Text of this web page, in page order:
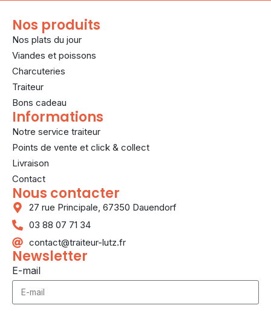
Nos produits
Nos plats du jour
Viandes et poissons
Charcuteries
Traiteur
Bons cadeau
Informations
Notre service traiteur
Points de vente et click & collect
Livraison
Contact
Nous contacter
27 rue Principale, 67350 Dauendorf
03 88 07 71 34
contact@traiteur-lutz.fr
Newsletter
E-mail